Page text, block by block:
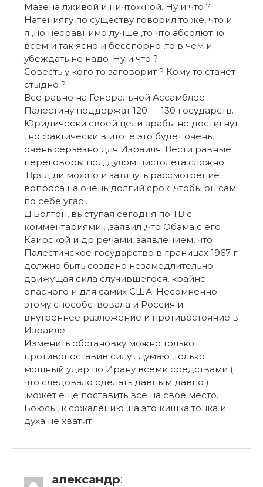
Мазена лживой и ничтожной. Ну и что ?
Натениягу по существу говорил то же, что и
я ,но несравнимо лучше ,то что абсолютно
всем и так ясно и бесспорно ,то в чем и
убеждать не надо .Ну и что ?
Совесть у кого то заговорит ? Кому то станет
стыдно ?
Все равно на Генеральной Ассамблее
Палестину поддержат 120 — 130 государств.
Юридически своей цели арабы не достигнут
, но фактически в итоге это будет очень,
очень серьезно для Израиля .Вести равные
переговоры под дулом пистолета сложно
.Вряд ли можно и затянуть рассмотрение
вопроса на очень долгий срок ,чтобы он сам
по себе угас .
Д Болтон, выступая сегодня по ТВ с
комментариями , ,заявил ,что Обама с его
Каирской и др речами, заявлением, что
Палестинское государство в границах 1967 г
должно быть создано незамедлительно —
движущая сила случившегося, крайне
опасного и для самих США. Несомненно
этому способствовала и Россия и
внутреннее разложение и противостояние в
Израиле.
Изменить обстановку можно только
противопоставив силу . Думаю ,только
мощный удар по Ирану всеми средствами (
что следовало сделать давным давно )
,может еще поставить все на свое место.
Боюсь , к сожалению ,на это кишка тонка и
духа не хватит
александр: